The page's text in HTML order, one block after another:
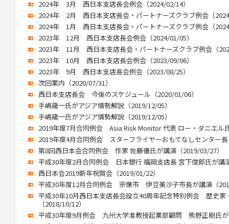
2024年 3月 西日本支店長会例会（2024/02/14）
2024年 2月 西日本支店長会・パートナーズクラブ例会（
2024年 1月 西日本支店長会・パートナーズクラブ例会（
2023年 12月 西日本支店長会例会（2024/01/05）
2023年 11月 西日本支店長会・パートナーズクラブ例会（
2023年 10月 西日本支店長会例会（2023/09/06）
2023年 9月 西日本支店長会例会（2023/08/25）
次回案内（2020/07/31）
西日本支店長会 今後のスケジュール（2020/01/06）
手嶋龍一氏がアジア情勢解説（2019/12/05）
手嶋龍一氏がアジア情勢解説（2019/12/05）
2019年度7月合同例会 Asia Risk Monitor 代表 ロー・ダニエル
2019年度4月合同例会 スターフライヤーおもてなしセンター
第8回西日本会合同例会 作家 佐藤優氏が講演（2019/03/27）
平成30年度2月合同例会 日本銀行 福岡支店長 宮下俊郎氏が講
西日本会2019新年祝賀会（2019/01/22）
平成30年度12月合同例会 宗像市 伊豆美沙子市長が講演（
平成30年10月西日本支店長会設立40周年記念特別例会 歴史
（2018/10/12）
平成30年度9月例会 九州大学准教授起業部顧問 熊野正樹氏